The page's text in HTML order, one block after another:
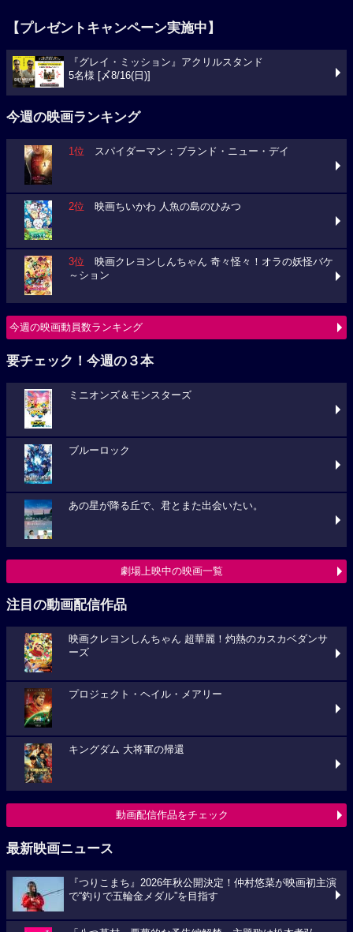
【プレゼントキャンペーン実施中】
『グレイ・ミッション』アクリルスタンド
5名様 [〆8/16(日)]
今週の映画ランキング
1位 スパイダーマン：ブランド・ニュー・デイ
2位 映画ちいかわ 人魚の島のひみつ
3位 映画クレヨンしんちゃん 奇々怪々！オラの妖怪バケ
～ション
今週の映画動員数ランキング
要チェック！今週の３本
ミニオンズ＆モンスターズ
ブルーロック
あの星が降る丘で、君とまた出会いたい。
劇場上映中の映画一覧
注目の動画配信作品
映画クレヨンしんちゃん 超華麗！灼熱のカスカベダンサ
ーズ
プロジェクト・ヘイル・メアリー
キングダム 大将軍の帰還
動画配信作品をチェック
最新映画ニュース
『つりこまち』2026年秋公開決定！仲村悠菜が映画初主演
で“釣りで五輪金メダル”を目指す